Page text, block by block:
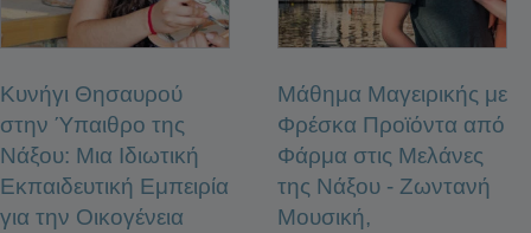
Κυνήγι Θησαυρού
στην Ύπαιθρο της
Νάξου: Μια Ιδιωτική
Εκπαιδευτική Εμπειρία
για την Οικογένεια
Μάθημα Mαγειρικής με
Φρέσκα Προϊόντα από
Φάρμα στις Μελάνες
της Νάξου - Ζωντανή
Μουσική,